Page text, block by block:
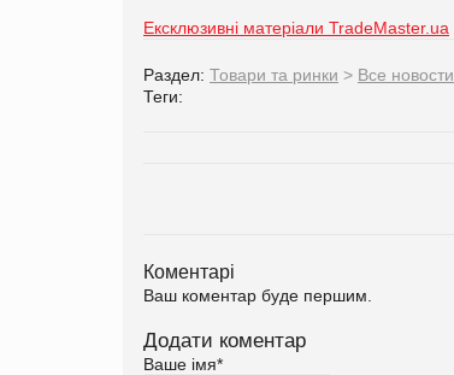
Ексклюзивні матеріали TradeMaster.ua
Раздел: Товари та ринки > Все новости
Теги:
Коментарі
Ваш коментар буде першим.
Додати коментар
Ваше імя*